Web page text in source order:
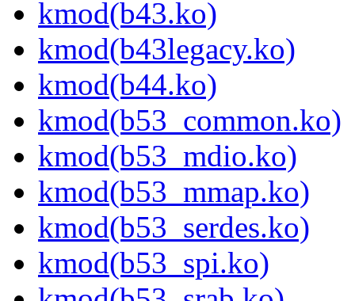
kmod(b43.ko)
kmod(b43legacy.ko)
kmod(b44.ko)
kmod(b53_common.ko)
kmod(b53_mdio.ko)
kmod(b53_mmap.ko)
kmod(b53_serdes.ko)
kmod(b53_spi.ko)